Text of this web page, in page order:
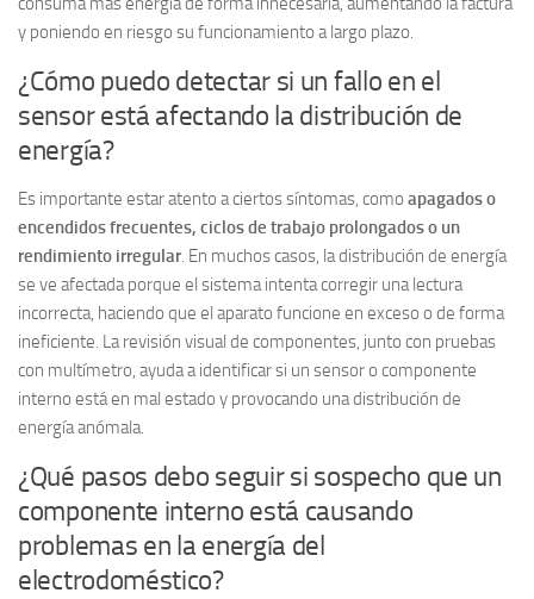
y poniendo en riesgo su funcionamiento a largo plazo.
¿Cómo puedo detectar si un fallo en el
sensor está afectando la distribución de
energía?
Es importante estar atento a ciertos síntomas, como apagados o
encendidos frecuentes, ciclos de trabajo prolongados o un
rendimiento irregular. En muchos casos, la distribución de energía
se ve afectada porque el sistema intenta corregir una lectura
incorrecta, haciendo que el aparato funcione en exceso o de forma
ineficiente. La revisión visual de componentes, junto con pruebas
con multímetro, ayuda a identificar si un sensor o componente
interno está en mal estado y provocando una distribución de
energía anómala.
¿Qué pasos debo seguir si sospecho que un
componente interno está causando
problemas en la energía del
electrodoméstico?